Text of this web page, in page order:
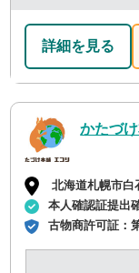
詳細を見る
かたづ
北海道札幌市白
本人確認証提出
古物商許可証：